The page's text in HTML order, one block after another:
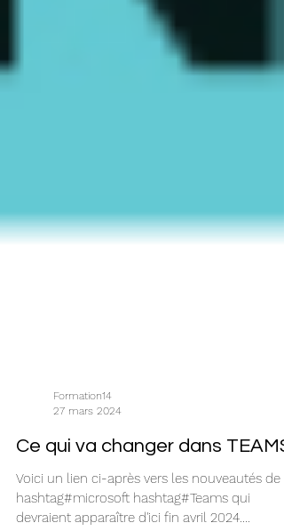
Formation14
27 mars 2024
Ce qui va changer dans TEAMS
Voici un lien ci-après vers les nouveautés de